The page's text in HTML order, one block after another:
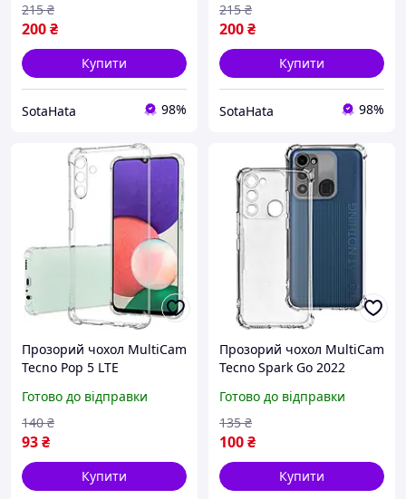
200₴
215 ₴
Купити
SotaHata 98%
200₴
215 ₴
Купити
SotaHata 98%
Прозорий чохол MultiCam
Tecno Pop 5 LTE
Готово до відправки
93₴
140 ₴
Купити
Прозорий чохол MultiCam
Tecno Spark Go 2022
Готово до відправки
100₴
135 ₴
Купити